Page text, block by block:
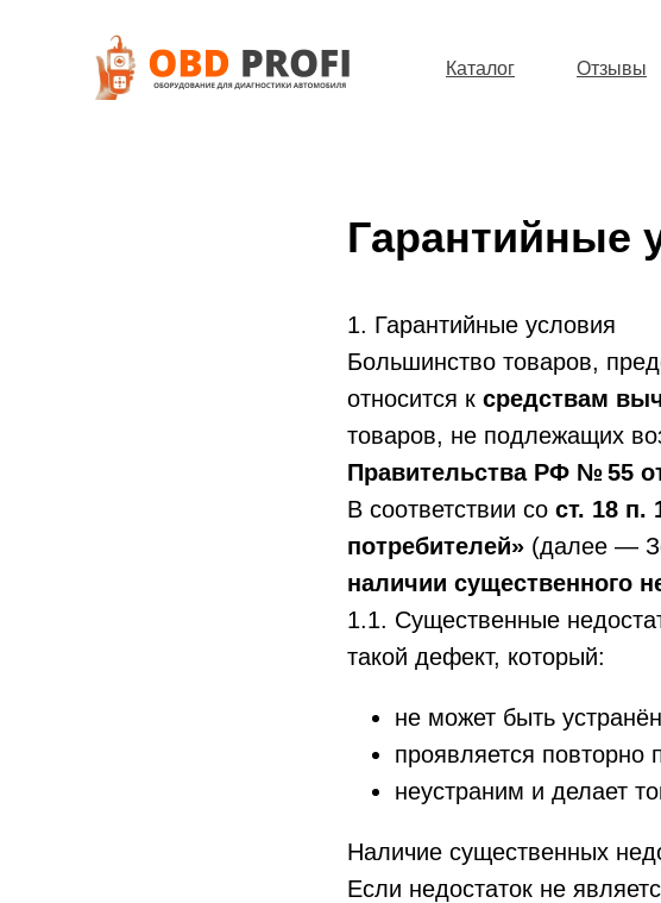
Каталог Отзывы
Гарантийные
1. Гарантийные условия
Большинство товаров,
относится к средствам
товаров, не подлежащих
Правительства РФ № 55
В соответствии со ст. 18 п.
потребителей» (далее —
наличии существенного
1.1. Существенные
такой дефект, который:
не может быть
проявляется повторно
неустраним и делает
Наличие существенных
Если недостаток не